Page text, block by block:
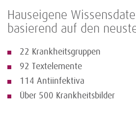
Hauseigene
basierend auf den
22 Krankheitsgruppen
92 Textelemente
114 Antiinfektiva
Über 500 Krankheitsbilder